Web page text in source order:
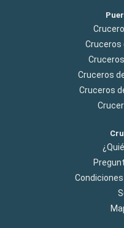
Cruceros
Cruceros
Cruceros